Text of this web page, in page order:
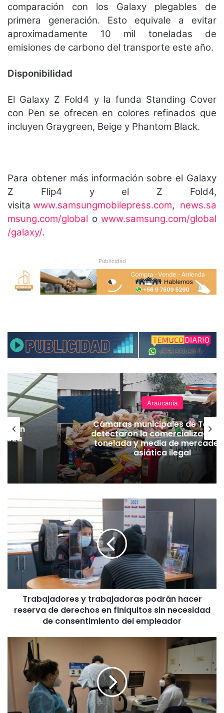
comparación con los Galaxy plegables de
primera generación. Esto equivale a evitar
aproximadamente 10 mil toneladas de
emisiones de carbono del transporte este año.
Disponibilidad
El Galaxy Z Fold4 y la funda Standing Cover
con Pen se ofrecen en colores refinados que
incluyen Graygreen, Beige y Phantom Black.
Para obtener más información sobre el Galaxy
Z Flip4 y el Z Fold4,
visitawww.samsungmobilepress.com, news.sa
msung.com/global o www.samsung.com/global
/galaxy/.
Publicidad
Araucanía
Cámaras municipales de Temuco
detectaron la comercialización de
tonelada y media de mercadería
asiática ilegal
r
a
b
a
j
o
Trabajadores y trabajadoras podrán hacer
reserva de derechos en finiquitos sin necesidad
de consentimiento del empleador